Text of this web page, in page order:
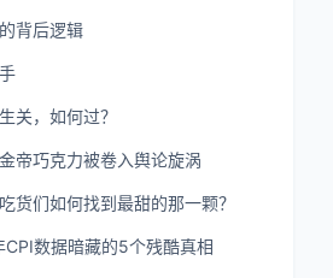
背后逻辑
关，如何过？
帝巧克力被卷入舆论旋涡
货们如何找到最甜的那一颗？
数据暗藏的5个残酷真相